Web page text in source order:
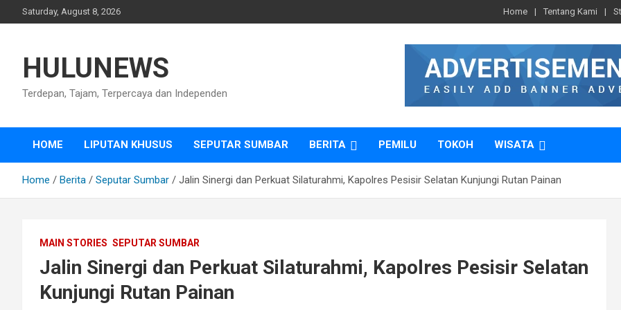
to
Saturday, August 8, 2026 Home Tentang Kami
HULUNEWS
Terdepan, Tajam, Terpercaya dan Independen
HOME LIPUTAN KHUSUS SEPUTAR SUMBAR BERITA PEMILU TOKOH WISATA
Home Berita Seputar Sumbar Jalin Sinergi dan Perkuat Silaturahmi, Kapolres Pesisir Selatan Kunjungi Rutan Painan
MAIN STORIES SEPUTAR SUMBAR
Jalin Sinergi dan Perkuat Silaturahmi, Kapolres Pesisir Selatan
Kunjungi Rutan Painan